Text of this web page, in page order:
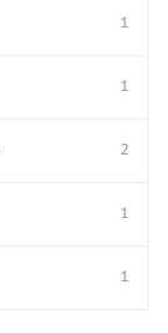
1
1
2
1
1